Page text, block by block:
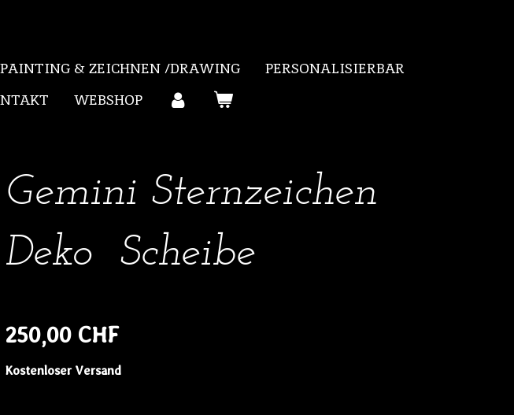
& ZEICHNEN /DRAWING
PERSONALISIERBAR
WEBSHOP
Gemini Sternzeichen
Deko Scheibe
250,00 CHF
Kostenloser Versand